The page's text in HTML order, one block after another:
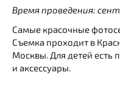
Время проведения:
Самые красочные
Съемка проходит в
Москвы. Для детей есть
и аксессуары.